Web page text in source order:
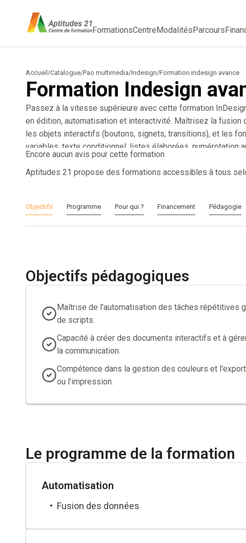
FormationsCentreModalitésParcours
Accueil /Catalogue/Pao multimedia/Indesign/Formation indesign avance
Formation Indesign
Passez à la vitesse supérieure avec cette formation
en édition, automatisation et interactivité. Maîtrisez la fusion
les objets interactifs (boutons, signets, transitions), et les
variables, texte conditionnel, listes élaborées, numérotation
encres mélangées, à optimiser vos exports avec des profils
interactifs au format SWF ou XFL. Un incontournable pour
Encore aucun avis pour cette formation
Aptitudes 21 propose des formations accessibles à tous
Objectifs Programme Pour qui ? Financement Pédagogie
Objectifs pédagogiques
Maîtrise de l'automatisation des tâches répétitives
de scripts.
Capacité à créer des documents interactifs et à
la communication.
Compétence dans la gestion des couleurs et
ou l'impression.
Le programme de la formation
Automatisation
Fusion des données